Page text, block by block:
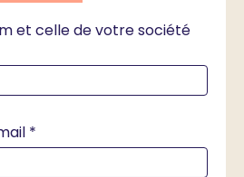
et celle de votre société
*